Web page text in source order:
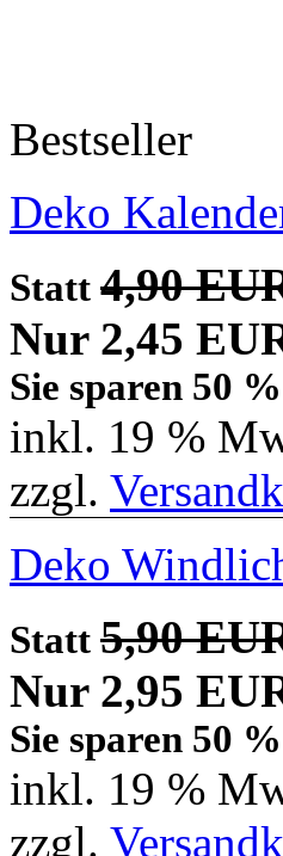
Bestseller
Deko
Statt 4,90
Nur 2,45
Sie sparen 50
inkl. 19 %
zzgl.
Deko
Statt 5,90
Nur 2,95
Sie sparen 50
inkl. 19 %
zzgl.